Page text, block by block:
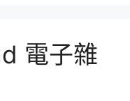
電子雜